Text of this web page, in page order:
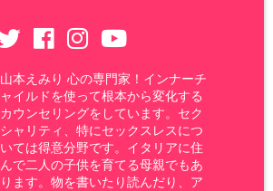
山本えみり 心の専門家！インナーチ
ャイルドを使って根本から変化する
カウンセリングをしています。セク
シャリティ、特にセックスレスにつ
いては得意分野です。イタリアに住
んで二人の子供を育てる母親でもあ
ります。物を書いたり読んだり、ア